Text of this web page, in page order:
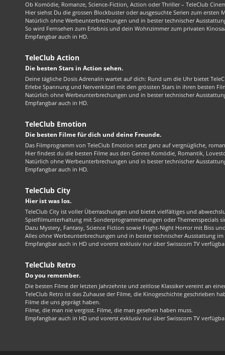
Ob Komödie, Romanze, Science-Fiction, Action oder Thriller – TeleClub
Hier siehst Du die grossen Blockbuster oder ausgesuchte Serien zum ersten
Natürlich ohne Werbeunterbrechungen und in bester technischer
So wird Fernsehen zum Erlebnis und dein Wohnzimmer zum privaten
Empfangbar auch in HD.
TeleClub Action
Die besten Stars in Action sehen.
Deine tägliche Dosis Adrenalin wartet auf dich: Rund um die Uhr bietet
Erlebe Spannung und Nervenkitzel mit den grössten Stars in ihren besten
Natürlich ohne Werbeunterbrechungen und in bester technischer
Empfangbar auch in HD.
TeleClub Emotion
Die besten Filme für dich und deine Freunde.
Das Filmprogramm von TeleClub Emotion setzt ganz auf vergnügliche,
Hier findest du die besten Filme aus den Genres Komödie, Romantik,
Natürlich ohne Werbeunterbrechungen und in bester technischer
Empfangbar auch in HD.
TeleClub City
Hier ist was los.
TeleClub City ist voller Überraschungen und bietet vielfältiges und
Spielfilmunterhaltung mit Sonderprogrammierungen oder Themenspecials
Dazu Mystery, Fantasy, Science Fiction sowie Fright-Night Horror mit Biss
Alles ohne Werbeunterbrechungen und in bester technischer Ausstattung
Empfangbar auch in HD und vorerst exklusiv nur über Swisscom TV
TeleClub Retro
Do you remember.
Die besten Filme der letzten Jahrzehnte und zeitlose Klassiker vereint an
TeleClub Retro ist das Zuhause der Filme, die Kinogeschichte geschrieben
Filme die uns geprägt haben.
Filme, die man nie vergisst. Filme, die man gesehen haben muss.
Empfangbar auch in HD und vorerst exklusiv nur über Swisscom TV